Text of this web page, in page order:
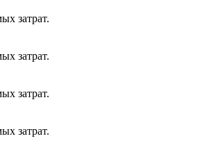
затрат.
затрат.
затрат.
затрат.